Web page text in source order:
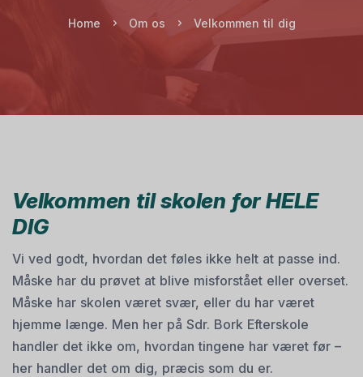
Home Om os Velkommen til dig
Velkommen til skolen for HELE
DIG
Vi ved godt, hvordan det føles ikke helt at passe ind.
Måske har du prøvet at blive misforstået eller overset.
Måske har skolen været svær, eller du har været
hjemme længe. Men her på Sdr. Bork Efterskole
handler det ikke om, hvordan tingene har været før –
her handler det om dig, præcis som du er.